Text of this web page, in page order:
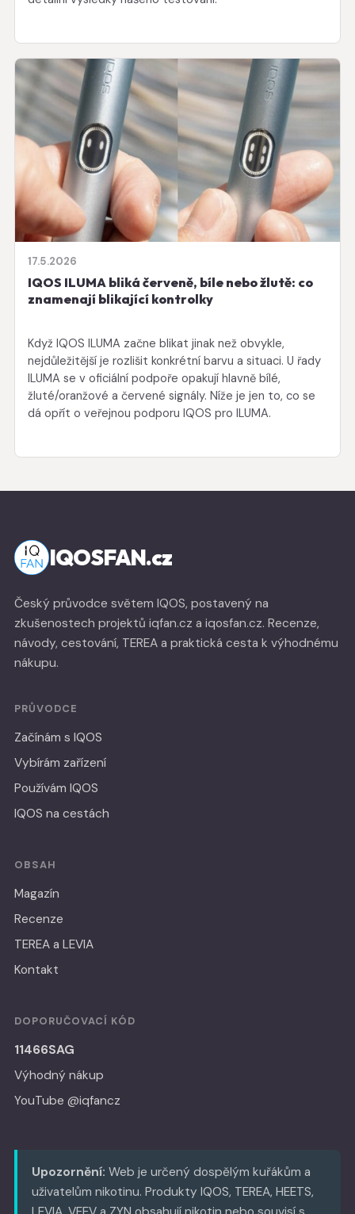
17.5.2026
IQOS ILUMA bliká červeně, bíle nebo žlutě: co
znamenají blikající kontrolky
Když IQOS ILUMA začne blikat jinak než obvykle,
nejdůležitější je rozlišit konkrétní barvu a situaci. U řady
ILUMA se v oficiální podpoře opakují hlavně bílé,
žluté/oranžové a červené signály. Níže je jen to, co se
dá opřít o veřejnou podporu IQOS pro ILUMA.
IQOSFAN.cz
Český průvodce světem IQOS, postavený na
zkušenostech projektů iqfan.cz a iqosfan.cz. Recenze,
návody, cestování, TEREA a praktická cesta k výhodnému
nákupu.
PRŮVODCE
Začínám s IQOS
Vybírám zařízení
Používám IQOS
IQOS na cestách
OBSAH
Magazín
Recenze
TEREA a LEVIA
Kontakt
DOPORUČOVACÍ KÓD
11466SAG
Výhodný nákup
YouTube @iqfancz
Upozornění: Web je určený dospělým kuřákům a
uživatelům nikotinu. Produkty IQOS, TEREA, HEETS,